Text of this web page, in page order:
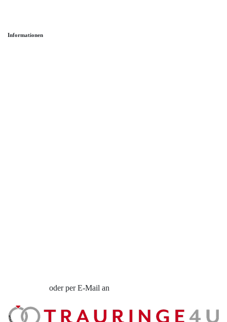
Informationen
oder per E-Mail an